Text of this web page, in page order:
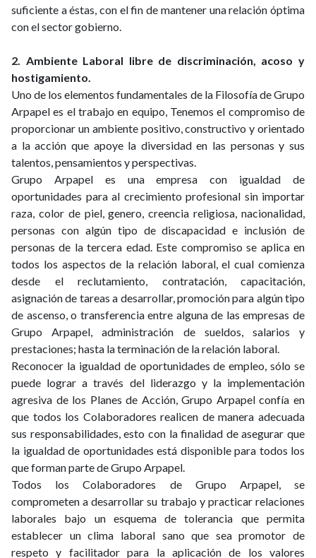
suficiente a éstas, con el fin de mantener una relación óptima
con el sector gobierno.
2. Ambiente Laboral libre de discriminación, acoso y
hostigamiento.
Uno de los elementos fundamentales de la Filosofía de Grupo
Arpapel es el trabajo en equipo, Tenemos el compromiso de
proporcionar un ambiente positivo, constructivo y orientado
a la acción que apoye la diversidad en las personas y sus
talentos, pensamientos y perspectivas.
Grupo Arpapel es una empresa con igualdad de
oportunidades para al crecimiento profesional sin importar
raza, color de piel, genero, creencia religiosa, nacionalidad,
personas con algún tipo de discapacidad e inclusión de
personas de la tercera edad. Este compromiso se aplica en
todos los aspectos de la relación laboral, el cual comienza
desde el reclutamiento, contratación, capacitación,
asignación de tareas a desarrollar, promoción para algún tipo
de ascenso, o transferencia entre alguna de las empresas de
Grupo Arpapel, administración de sueldos, salarios y
prestaciones; hasta la terminación de la relación laboral.
Reconocer la igualdad de oportunidades de empleo, sólo se
puede lograr a través del liderazgo y la implementación
agresiva de los Planes de Acción, Grupo Arpapel confía en
que todos los Colaboradores realicen de manera adecuada
sus responsabilidades, esto con la finalidad de asegurar que
la igualdad de oportunidades está disponible para todos los
que forman parte de Grupo Arpapel.
Todos los Colaboradores de Grupo Arpapel, se
comprometen a desarrollar su trabajo y practicar relaciones
laborales bajo un esquema de tolerancia que permita
establecer un clima laboral sano que sea promotor de
respeto y facilitador para la aplicación de los valores